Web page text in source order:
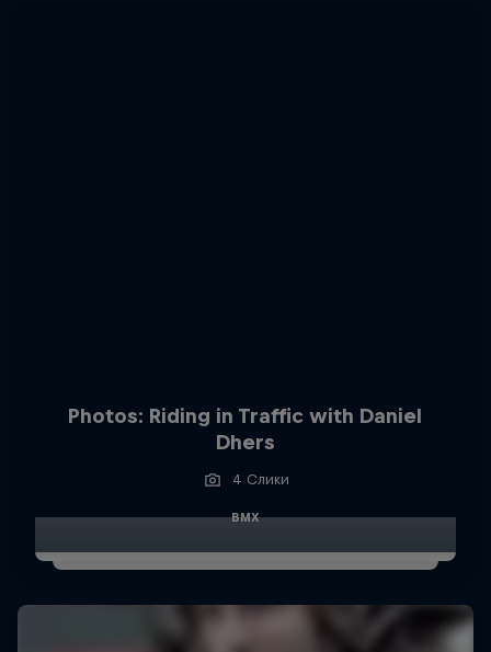
Photos: Riding in Traffic with Daniel
Dhers
4 Слики
BMX